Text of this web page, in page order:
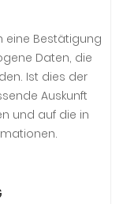
eine Bestätigung
Daten, die
Ist dies der
Auskunft
und auf die in